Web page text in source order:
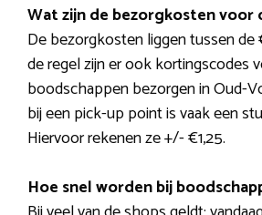
Wat zijn de bezorgkosten voor
De bezorgkosten liggen tussen
de regel zijn er ook kortingscodes
boodschappen bezorgen in Oud-
bij een pick-up point is vaak een
Hiervoor rekenen ze +/- €1,25.
Hoe snel worden bij